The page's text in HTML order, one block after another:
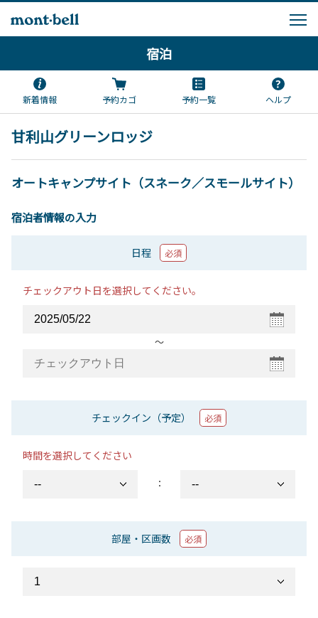
宿泊
新着情報 予約カゴ 予約一覧 ヘルプ
甘利山グリーンロッジ
オートキャンプサイト（スネーク／スモールサイト）
宿泊者情報の入力
日程 必須
チェックアウト日を選択してください。
〜
チェックイン（予定） 必須
時間を選択してください
：
部屋・区画数 必須